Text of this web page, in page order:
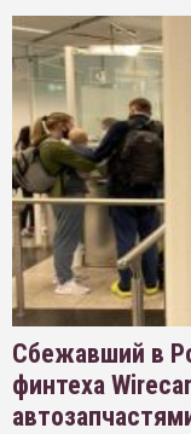
Сбежавший в
финтеха